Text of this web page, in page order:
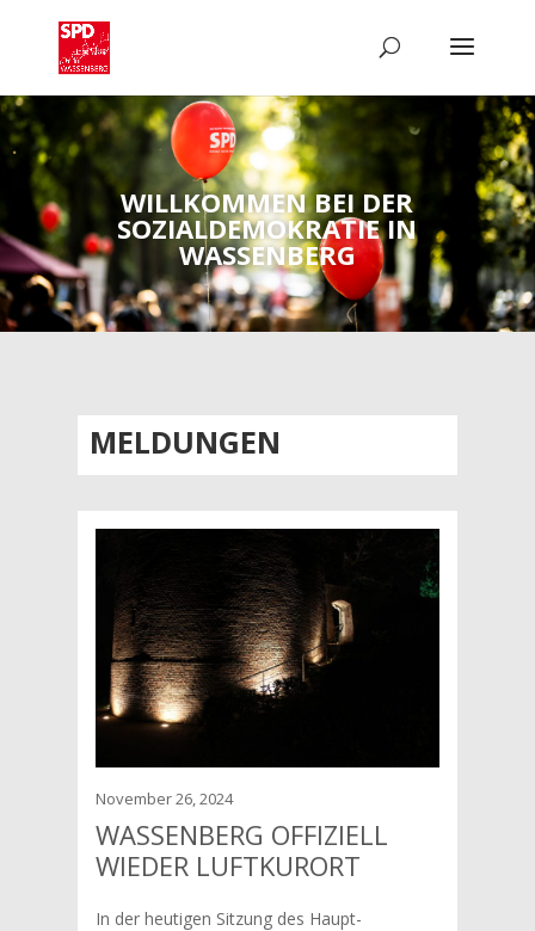
WILLKOMMEN BEI DER
SOZIALDEMOKRATIE IN
WASSENBERG
MELDUNGEN
November 26, 2024
WASSENBERG OFFIZIELL
WIEDER LUFTKURORT
In der heutigen Sitzung des Haupt-